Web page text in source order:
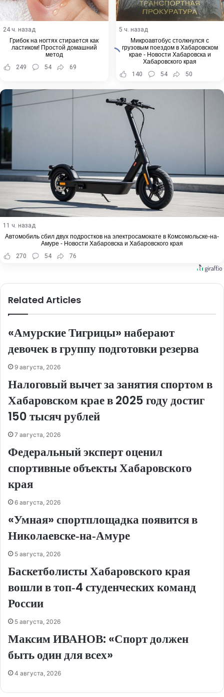
24 ч. назад
Грибок на ногтях стирается как
ластиком! Простой домашний
метод
249
54 69
5 ч. назад
Микроавтобус столкнулся с
грузовым поездом в Хабаровском
крае - Новости Хабаровска и
Хабаровского края
140
54 50
11 ч. назад
Автомобиль сбил двух подростков на электросамокате в Комсомольске-на-
Амуре - Новости Хабаровска и Хабаровского края
270
54 76
Related Articles
«Амурские Тигрицы» наберают
девочек в группу подготовки резерва
9 августа, 2026
Налоговый вычет за занятия спортом в
Хабаровском крае в 2025 году достиг
150 тысяч рублей
7 августа, 2026
Федеральный эксперт оценил
спортивные объекты Хабаровского
края
6 августа, 2026
«Умная» спортплощадка появится в
Николаевске‑на‑Амуре
5 августа, 2026
Баскетболисты Хабаровского края
вошли в топ‑4 студенческих команд
России
5 августа, 2026
Максим ИВАНОВ: «Спорт должен
быть один для всех»
4 августа, 2026